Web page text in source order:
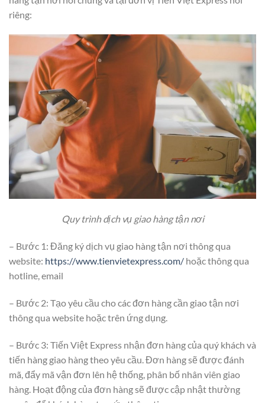
riêng:
Quy trình dịch vụ giao hàng tận nơi
– Bước 1: Đăng ký dịch vụ giao hàng tận nơi thông qua
website: https://www.tienvietexpress.com/ hoặc thông qua
hotline, email
– Bước 2: Tạo yêu cầu cho các đơn hàng cần giao tận nơi
thông qua website hoặc trên ứng dụng.
– Bước 3: Tiến Việt Express nhận đơn hàng của quý khách và
tiến hàng giao hàng theo yêu cầu. Đơn hàng sẽ được đánh
mã, đẩy mã vận đơn lên hệ thống, phân bố nhân viên giao
hàng. Hoạt động của đơn hàng sẽ được cập nhật thường